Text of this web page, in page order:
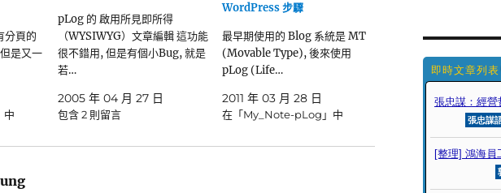
分頁的
是又一
中
pLog 的 啟用所見即所得
（WYSIWYG）文章編輯 這功能
很不錯用, 但是有個小Bug, 就是
若…
2005 年 04 月 27 日
包含 2 則留言
WordPress 步驟
最早期使用的 Blog 系統是 MT
(Movable Type), 後來使用
pLog (Life…
2011 年 03 月 28 日
在「My_Note-pLog」中